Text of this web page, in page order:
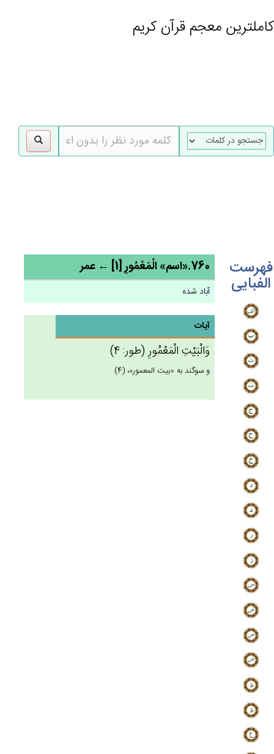
کاملترین معجم قرآن کریم
فهرست
الفبایی
760.«اسم» الْمَعْمُورِ [1] ← عمر
آباد شده
آیات
وَالْبَيْت‌ِ الْمَعْمُورِ (طور: 4)
و سوگند به «بيت المعمور»، (4)